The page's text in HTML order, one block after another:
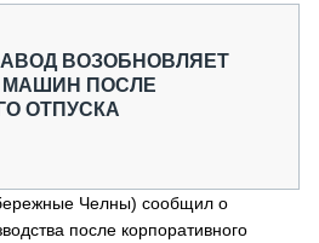
ТЕХНИКИ
ВОЗОБНОВЛЯЕТ
МАШИН ПОСЛЕ
ОТПУСКА
Челны) сообщил о
после корпоративного